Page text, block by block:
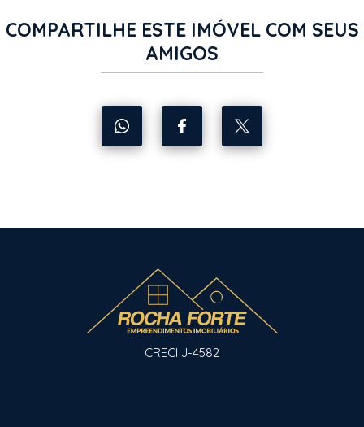
COMPARTILHE ESTE IMÓVEL COM SEUS
AMIGOS
CRECI J-4582